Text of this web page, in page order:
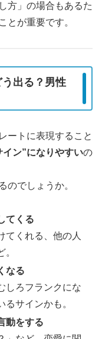
方」の場合もあるた
とが重要です。
出る？男性
ートに表現すること
ン”になりやすいの
のでしょうか。
てくる
くれる、他の人
なる
しろフランクにな
サインかも。
動をする